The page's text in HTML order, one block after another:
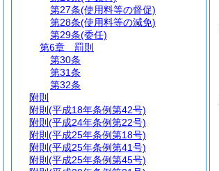
第27条(使用料等の督促)
第28条(使用料等の減免)
第29条(委任)
第6章
罰則
第30条
第31条
第32条
附則
附則 (平成18年条例第42号)
附則 (平成24年条例第22号)
附則 (平成25年条例第18号)
附則 (平成25年条例第41号)
附則 (平成25年条例第45号)